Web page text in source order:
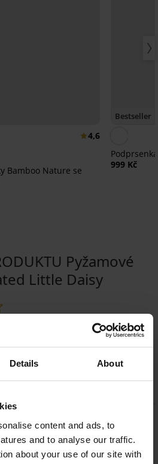
Details About
content and ads, to
and to analyse our traffic.
about your use of our site with
4,6
Bamboo Nature se
Bestseller
999 Kč
Pyžamové
Little Daisy